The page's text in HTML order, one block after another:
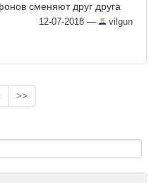
сменяют друг друга
только появится новой
...
12-07-2018 — vilgun
>>